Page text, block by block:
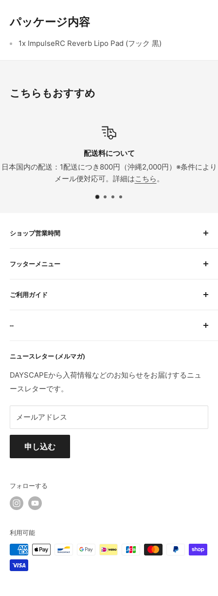
パッケージ内容
1x ImpulseRC Reverb Lipo Pad (フック 黒)
こちらもおすすめ
配送料について
の配送：1配送につき800円（沖縄2,000円）※条件により
メール便対応可。詳細は こちら。
在庫
ニュースレター (メルマガ)
DAYSCAPEから入荷情報などのお知らせをお届けするニュ
ースレターです。
メールアドレス
申し込む
ショップ営業時間
土曜 9:00〜12:00
※臨時休業日等はトップページにてご案内します。
フッターメニュー
お問い合わせ
ご利用ガイド
ご注文・お支払いについて
返品・交換・初期不良・海外製品について
--
プライバシーポリシー
利用規約
フォローする
利用可能